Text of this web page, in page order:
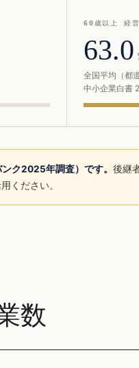
60歳以上 経
63.0
全国平均（都
中小企業白書
ク2025年調査）です。 後継
ください。
数